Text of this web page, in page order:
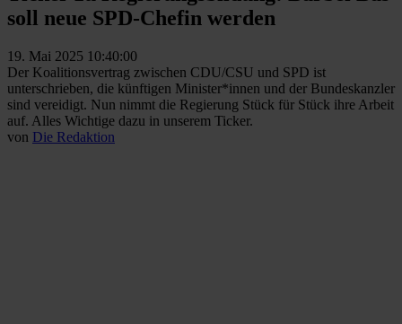
soll neue SPD-Chefin werden
19. Mai 2025 10:40:00
Der Koalitionsvertrag zwischen CDU/CSU und SPD ist
unterschrieben, die künftigen Minister*innen und der Bundeskanzler
sind vereidigt. Nun nimmt die Regierung Stück für Stück ihre Arbeit
auf. Alles Wichtige dazu in unserem Ticker.
von Die Redaktion